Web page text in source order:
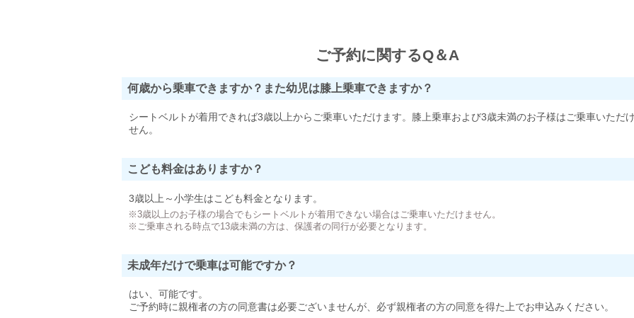
ご予約に関するQ＆A
何歳から乗車できますか？また幼児は膝上乗車できますか？
シートベルトが着用できれば3歳以上からご乗車いただけます。膝上乗車および3歳未満のお子様はご乗車いただ
せん。
こども料金はありますか？
3歳以上～小学生はこども料金となります。
※3歳以上のお子様の場合でもシートベルトが着用できない場合はご乗車いただけません。
※ご乗車される時点で13歳未満の方は、保護者の同行が必要となります。
未成年だけで乗車は可能ですか？
はい、可能です。
ご予約時に親権者の方の同意書は必要ございませんが、必ず親権者の方の同意を得た上でお申込みください。